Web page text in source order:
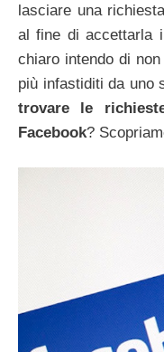
lasciare una
al fine di accettarla
chiaro intendo di
più infastiditi da uno
trovare le
Facebook?